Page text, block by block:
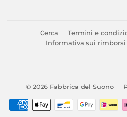
Cerca
Termini e
Informativa sui rimborsi
© 2026 Fabbrica del Suono